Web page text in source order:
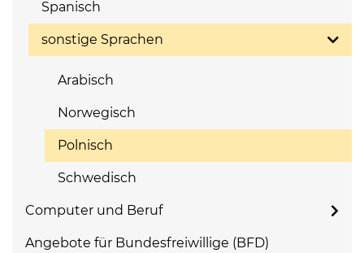
Spanisch
sonstige Sprachen
Arabisch
Norwegisch
Polnisch
Schwedisch
Computer und Beruf
Angebote für Bundesfreiwillige (BFD)